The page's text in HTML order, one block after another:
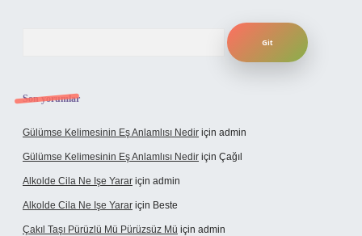
Son yorumlar
Gülümse Kelimesinin Eş Anlamlısı Nedir için admin
Gülümse Kelimesinin Eş Anlamlısı Nedir için Çağıl
Alkolde Cila Ne Işe Yarar için admin
Alkolde Cila Ne Işe Yarar için Beste
Çakıl Taşı Pürüzlü Mü Pürüzsüz Mü için admin